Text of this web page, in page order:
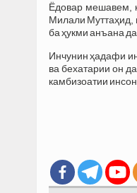
Ёдовар мешавем,
Милали Муттаҳид,
ба ҳукми анъана
Инчунин ҳадафи
ва бехатарии он
камбизоатии